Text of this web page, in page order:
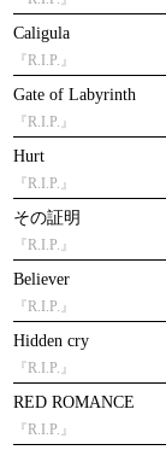
Caligula
『R.I.P.』
Gate of Labyrinth
『R.I.P.』
Hurt
『R.I.P.』
その証明
『R.I.P.』
Believer
『R.I.P.』
Hidden cry
『R.I.P.』
RED ROMANCE
『R.I.P.』